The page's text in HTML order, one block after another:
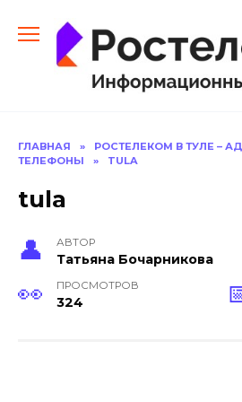
содержанию
ГЛАВНАЯ »
РОСТЕЛЕКОМ В ТУЛЕ –
ТЕЛЕФОНЫ
» TULA
tula
АВТОР
Тать­яна Бо­чар­ни­кова
ПРОСМОТРОВ
324